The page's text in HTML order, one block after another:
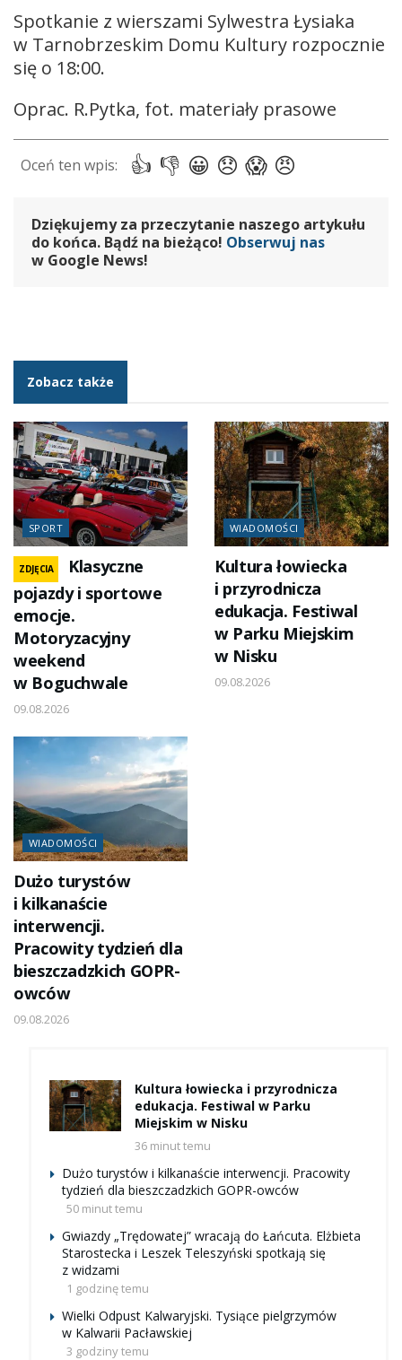
Spotkanie z wierszami Sylwestra Łysiaka
w Tarnobrzeskim Domu Kultury rozpocznie
się o 18:00.
Oprac. R.Pytka, fot. materiały prasowe
Dziękujemy za przeczytanie naszego artykułu
do końca. Bądź na bieżąco! Obserwuj nas
w Google News!
Zobacz także
SPORT
ZDJĘCIA
Klasyczne
pojazdy i sportowe
emocje.
Motoryzacyjny
weekend
w Boguchwale
09.08.2026
WIADOMOŚCI
Kultura łowiecka
i przyrodnicza
edukacja. Festiwal
w Parku Miejskim
w Nisku
09.08.2026
WIADOMOŚCI
Dużo turystów
i kilkanaście
interwencji.
Pracowity tydzień dla
bieszczadzkich GOPR-
owców
09.08.2026
Kultura łowiecka i przyrodnicza
edukacja. Festiwal w Parku
Miejskim w Nisku
36 minut temu
Dużo turystów i kilkanaście interwencji. Pracowity
tydzień dla bieszczadzkich GOPR-owców
50 minut temu
Gwiazdy „Trędowatej” wracają do Łańcuta. Elżbieta
Starostecka i Leszek Teleszyński spotkają się
z widzami
1 godzinę temu
Wielki Odpust Kalwaryjski. Tysiące pielgrzymów
w Kalwarii Pacławskiej
3 godziny temu